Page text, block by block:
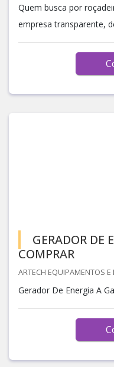
Quem busca por
empresa transparente,
GERADOR DE
COMPRAR
ARTECH EQUIPAMENTOS
Gerador De Energia A